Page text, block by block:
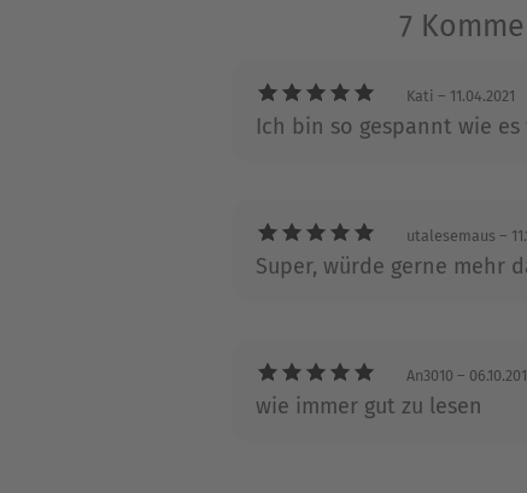
Becker-Roman, »Mord
7
Kati – 11.04.2021
Ich bin so gespannt wie
utalesemaus –
Super, würde gerne mehr
An3010 –
wie immer gut zu lesen